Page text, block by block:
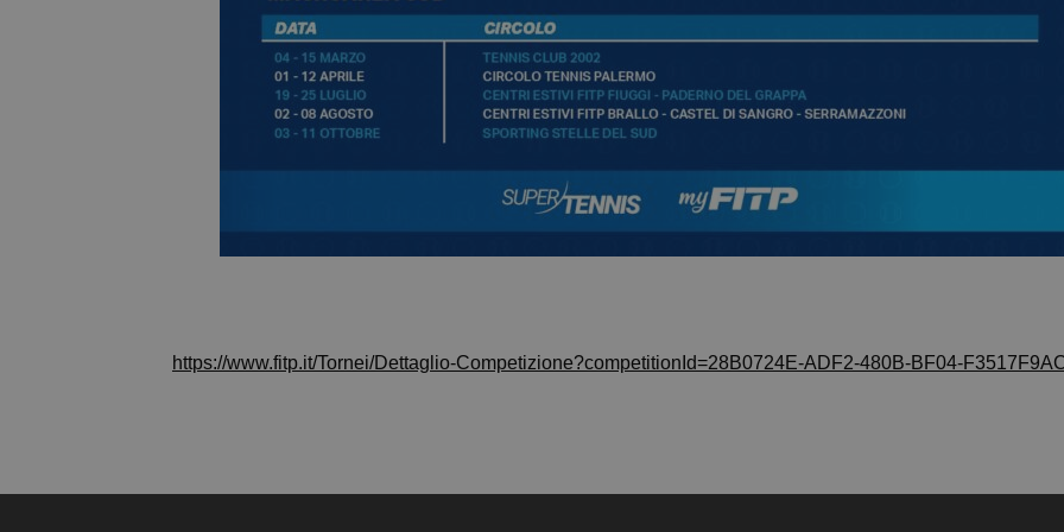
https://www.fitp.it/Tornei/Dettaglio-Competizione?competitionId=28B0724E-ADF2-480B-BF04-